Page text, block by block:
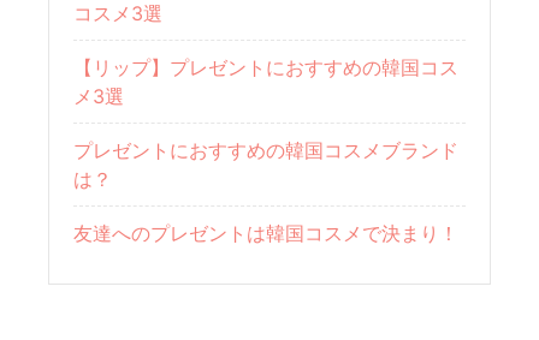
コスメ3選
【リップ】プレゼントにおすすめの韓国コス
メ3選
プレゼントにおすすめの韓国コスメブランド
は？
友達へのプレゼントは韓国コスメで決まり！